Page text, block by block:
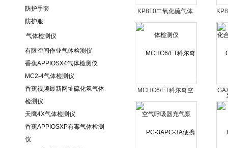
防护手套
防护服
气体检测仪
有限空间作业气体检测仪
香蕉APPIOSX4气体检测仪
MC2-4气体检测仪
香蕉视频最新网址硫化氢气体
检测仪
天鹰4X气体检测仪
香蕉APPIOSXP有毒气体检测
仪
KP810二氧化硫气体
检测仪
物
MCHC6/ET科尔奇空
气呼吸器充气泵